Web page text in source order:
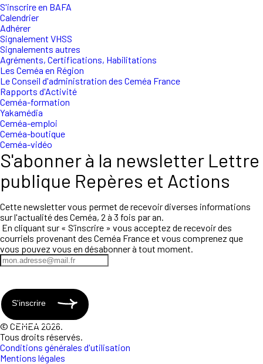
S'inscrire en BAFA
Calendrier
Adhérer
Signalement VHSS
Signalements autres
Agréments, Certifications, Habilitations
Les Ceméa en Région
Le Conseil d'administration des Ceméa France
Rapports d'Activité
Ceméa-formation
Yakamédia
Ceméa-emploi
Ceméa-boutique
Ceméa-vidéo
S'abonner à la newsletter Lettre
publique Repères et Actions
Cette newsletter vous permet de recevoir diverses informations
sur l'actualité des Ceméa, 2 à 3 fois par an.
En cliquant sur « S’inscrire » vous acceptez de recevoir des
courriels provenant des Ceméa France et vous comprenez que
vous pouvez vous en désabonner à tout moment.
S'inscrire
© CEMEA 2026.
Tous droits réservés.
Conditions générales d'utilisation
Mentions légales